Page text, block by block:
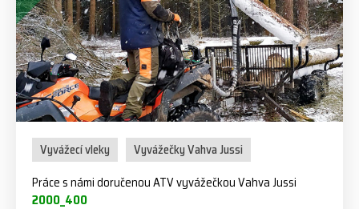
Vyvážecí vleky
Vyvážečky Vahva Jussi
Práce s námi doručenou ATV vyvážečkou Vahva Jussi
2000_400